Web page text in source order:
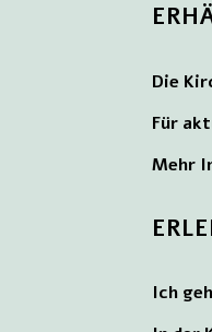
Die
Für
Mehr
Ich